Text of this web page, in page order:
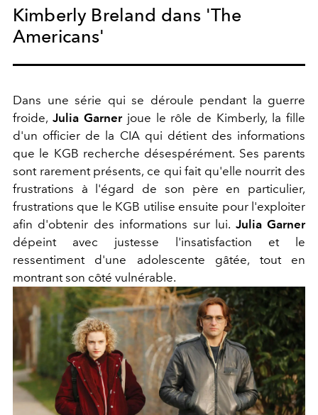
Kimberly Breland dans 'The
Americans'
Dans une série qui se déroule pendant la guerre
froide, Julia Garnerjoue le rôle de Kimberly, la fille
d'un officier de la CIA qui détient des informations
que le KGB recherche désespérément. Ses parents
sont rarement présents, ce qui fait qu'elle nourrit des
frustrations à l'égard de son père en particulier,
frustrations que le KGB utilise ensuite pour l'exploiter
afin d'obtenir des informations sur lui. Julia Garner
dépeint avec justesse l'insatisfaction et le
ressentiment d'une adolescente gâtée, tout en
montrant son côté vulnérable.